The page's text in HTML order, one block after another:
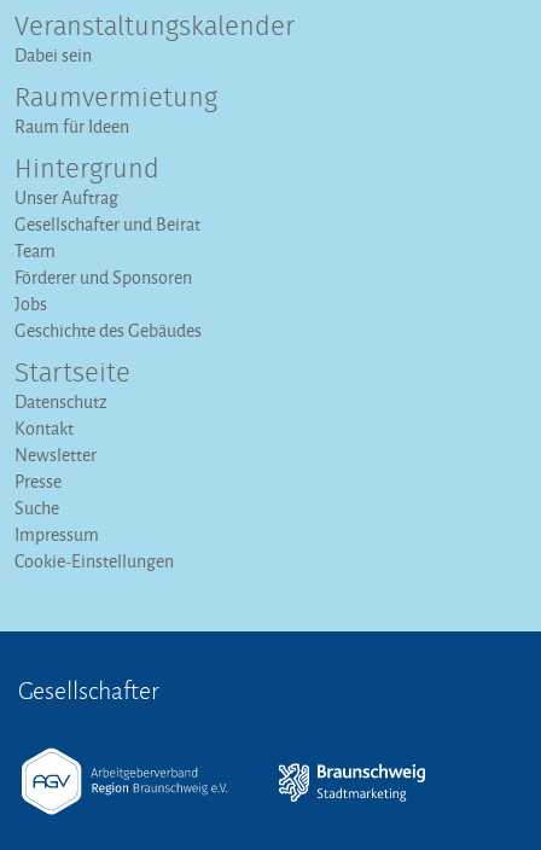
Veranstaltungs­kalender
Dabei sein
Raumvermietung
Raum für Ideen
Hintergrund
Unser Auftrag
Gesellschafter und Beirat
Team
Förderer und Sponsoren
Jobs
Geschichte des Gebäudes
Startseite
Datenschutz
Kontakt
Newsletter
Presse
Suche
Impressum
Cookie-Einstellungen
Gesellschafter